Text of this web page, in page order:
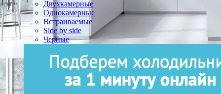
Двухкамерные
Однокамерные
Встраиваемые
Side by side
Черные